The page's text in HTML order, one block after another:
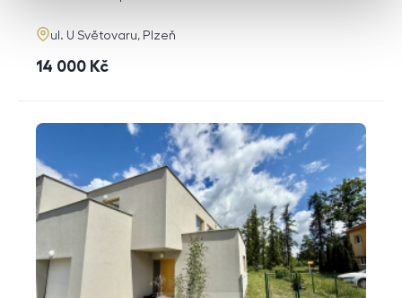
adresa
ul. U Světovaru, Plzeň
cena
14 000 Kč